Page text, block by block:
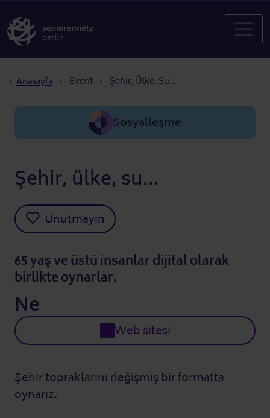
Anasayfa Event Şehir, Ülke, Su...
Sosyalleşme
Şehir, ülke, su...
Unutmayın
65 yaş ve üstü insanlar dijital olarak
birlikte oynarlar.
Ne
Web sitesi
Şehir topraklarını değişmiş bir formatta
oynarız.